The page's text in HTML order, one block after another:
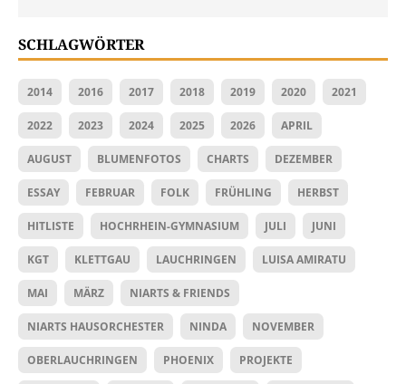
SCHLAGWÖRTER
2014 2016 2017 2018 2019 2020 2021
2022 2023 2024 2025 2026 APRIL
AUGUST BLUMENFOTOS CHARTS DEZEMBER
ESSAY FEBRUAR FOLK FRÜHLING HERBST
HITLISTE HOCHRHEIN-GYMNASIUM JULI JUNI
KGT KLETTGAU LAUCHRINGEN LUISA AMIRATU
MAI MÄRZ NIARTS & FRIENDS
NIARTS HAUSORCHESTER NINDA NOVEMBER
OBERLAUCHRINGEN PHOENIX PROJEKTE